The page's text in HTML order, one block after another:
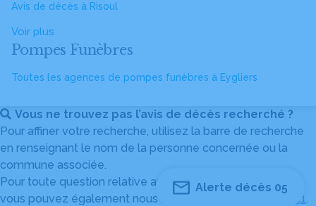
Avis de décès à Risoul
Voir plus
Pompes Funèbres
Toutes les agences de pompes funèbres à Eygliers
Vous ne trouvez pas l’avis de décès recherché ?
Pour affiner votre recherche, utilisez la barre de recherche
en renseignant le nom de la personne concernée ou la
commune associée.
Pour toute question relative au fonctionnement du site,
vous pouvez également nous contacter au
04 82 53 51 51.
Alerte décès 05